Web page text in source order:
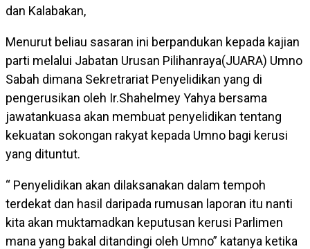
dan Kalabakan,
Menurut beliau sasaran ini berpandukan kepada kajian
parti melalui Jabatan Urusan Pilihanraya(JUARA) Umno
Sabah dimana Sekretrariat Penyelidikan yang di
pengerusikan oleh Ir.Shahelmey Yahya bersama
jawatankuasa akan membuat penyelidikan tentang
kekuatan sokongan rakyat kepada Umno bagi kerusi
yang dituntut.
“ Penyelidikan akan dilaksanakan dalam tempoh
terdekat dan hasil daripada rumusan laporan itu nanti
kita akan muktamadkan keputusan kerusi Parlimen
mana yang bakal ditandingi oleh Umno” katanya ketika